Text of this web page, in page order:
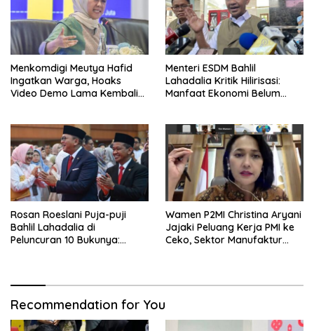
Menkomdigi Meutya Hafid
Ingatkan Warga, Hoaks
Video Demo Lama Kembali
Menteri ESDM Bahlil
Lahadalia Kritik Hilirisasi:
Manfaat Ekonomi Belum
Rosan Roeslani Puja-puji
Bahlil Lahadalia di
Peluncuran 10 Bukunya:
Wamen P2MI Christina Aryani
Jajaki Peluang Kerja PMI ke
Ceko, Sektor Manufaktur
Recommendation for You